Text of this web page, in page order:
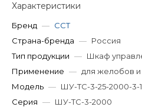
Характеристики
Бренд — ССТ
Страна-бренда — Россия
Тип продукции — Шкаф
Применение — для желобов и
Модель — ШУ-ТС-3-25-2000-3-1
Серия — ШУ-ТС-3-2000